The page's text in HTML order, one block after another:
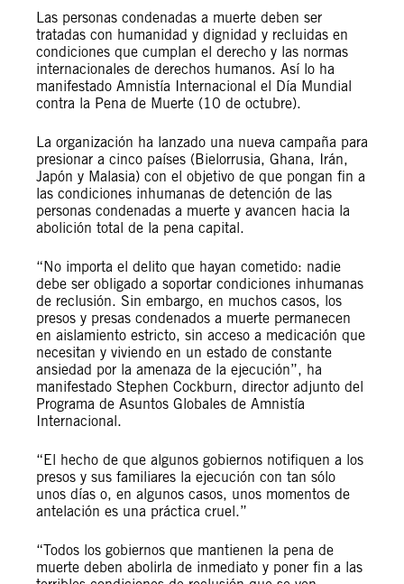
Las personas condenadas a muerte deben ser
tratadas con humanidad y dignidad y recluidas en
condiciones que cumplan el derecho y las normas
internacionales de derechos humanos. Así lo ha
manifestado Amnistía Internacional el Día Mundial
contra la Pena de Muerte (10 de octubre).
La organización ha lanzado una nueva campaña para
presionar a cinco países (Bielorrusia, Ghana, Irán,
Japón y Malasia) con el objetivo de que pongan fin a
las condiciones inhumanas de detención de las
personas condenadas a muerte y avancen hacia la
abolición total de la pena capital.
“No importa el delito que hayan cometido: nadie
debe ser obligado a soportar condiciones inhumanas
de reclusión. Sin embargo, en muchos casos, los
presos y presas condenados a muerte permanecen
en aislamiento estricto, sin acceso a medicación que
necesitan y viviendo en un estado de constante
ansiedad por la amenaza de la ejecución”, ha
manifestado Stephen Cockburn, director adjunto del
Programa de Asuntos Globales de Amnistía
Internacional.
“El hecho de que algunos gobiernos notifiquen a los
presos y sus familiares la ejecución con tan sólo
unos días o, en algunos casos, unos momentos de
antelación es una práctica cruel.”
“Todos los gobiernos que mantienen la pena de
muerte deben abolirla de inmediato y poner fin a las